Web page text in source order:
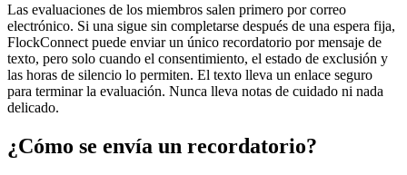
Las evaluaciones de los miembros salen primero por correo
electrónico. Si una sigue sin completarse después de una espera fija,
FlockConnect puede enviar un único recordatorio por mensaje de
texto, pero solo cuando el consentimiento, el estado de exclusión y
las horas de silencio lo permiten. El texto lleva un enlace seguro
para terminar la evaluación. Nunca lleva notas de cuidado ni nada
delicado.
¿Cómo se envía un recordatorio?